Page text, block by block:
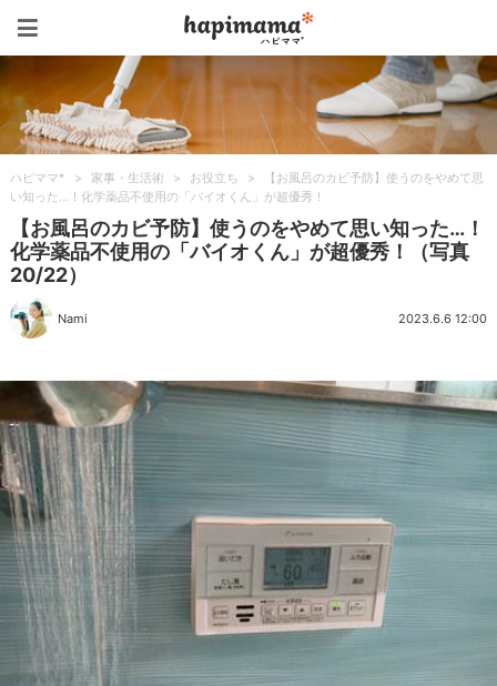
ハピママ* > 家事・生活術 > お役立ち >
【お風呂のカビ予防】使うのをやめて思
い知った…！化学薬品不使用の「バイオくん」が超優秀！
【お風呂のカビ予防】使うのをやめて思い知った…！
化学薬品不使用の「バイオくん」が超優秀！（写真
20/22）
Nami 2023.6.6 12:00